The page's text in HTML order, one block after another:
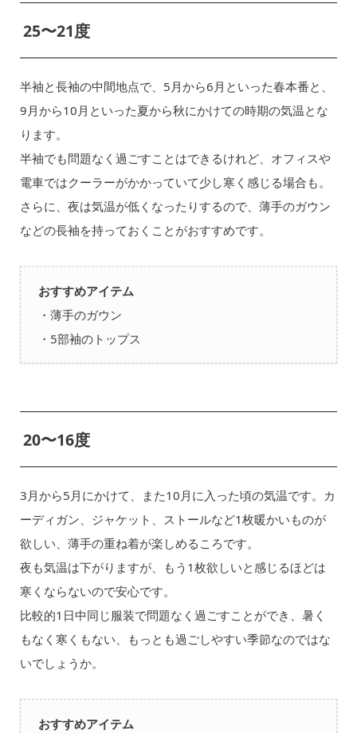
25〜21度
半袖と長袖の中間地点で、5月から6月といった春本番と、
9月から10月といった夏から秋にかけての時期の気温とな
ります。
半袖でも問題なく過ごすことはできるけれど、オフィスや
電車ではクーラーがかかっていて少し寒く感じる場合も。
さらに、夜は気温が低くなったりするので、薄手のガウン
などの長袖を持っておくことがおすすめです。
おすすめアイテム
・薄手のガウン
・5部袖のトップス
20〜16度
3月から5月にかけて、また10月に入った頃の気温です。カ
ーディガン、ジャケット、ストールなど1枚暖かいものが
欲しい、薄手の重ね着が楽しめるころです。
夜も気温は下がりますが、もう1枚欲しいと感じるほどは
寒くならないので安心です。
比較的1日中同じ服装で問題なく過ごすことができ、暑く
もなく寒くもない、もっとも過ごしやすい季節なのではな
いでしょうか。
おすすめアイテム